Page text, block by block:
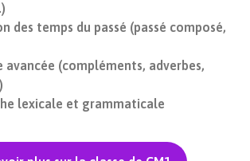
des temps du passé (passé composé,
avancée (compléments, adverbes,
lexicale et grammaticale